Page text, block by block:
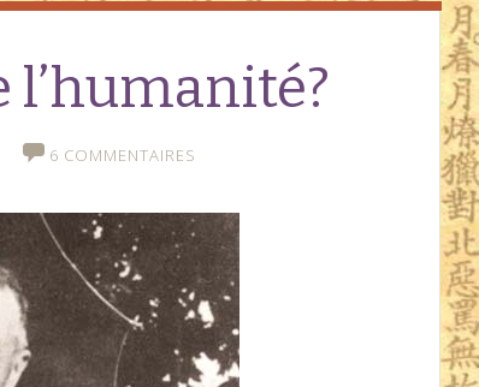
l’humanité?
6 COMMENTAIRES